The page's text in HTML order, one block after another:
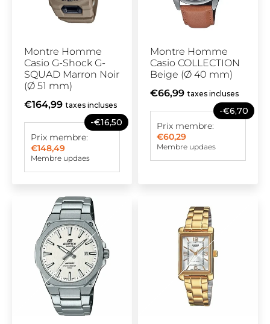
Montre Homme
Casio G-Shock G-
SQUAD Marron Noir
(Ø 51 mm)
€164,99 taxes incluses
-€16,50
Prix membre:
€148,49
Membre updaes
Montre Homme
Casio COLLECTION
Beige (Ø 40 mm)
€66,99 taxes incluses
-€6,70
Prix membre:
€60,29
Membre updaes